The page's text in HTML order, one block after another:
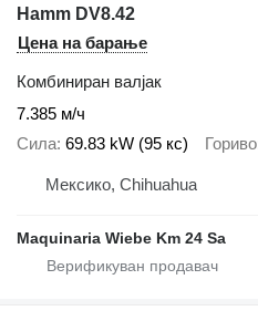
Hamm DV8.42
Цена на барање
Комбиниран валјак
7.385 м/ч
Сила 69.83 kW (95 кс) Гориво
Мексико, Chihuahua
Maquinaria Wiebe Km 24 Sa